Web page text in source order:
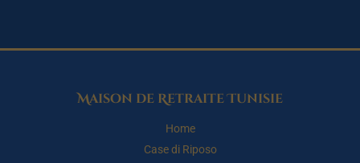
Maison de Retraite Tunisie
Home
Case di Riposo